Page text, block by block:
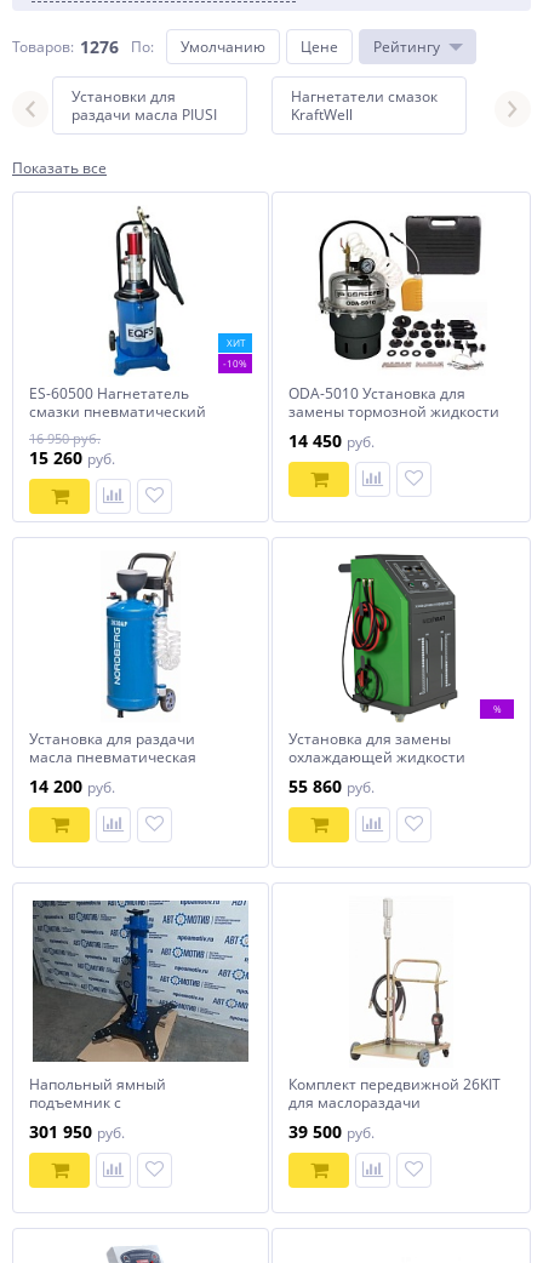
Товаров: 1276 По: Умолчанию Цене Рейтингу
Установки для
раздачи масла PIUSI
Нагнетатели смазок
KraftWell
Показать все
ХИТ
-10%
ES-60500 Нагнетатель
смазки пневматический
16 950 руб.
15 260 руб.
ODA-5010 Установка для
замены тормозной жидкости
14 450 руб.
Установка для раздачи
масла пневматическая
14 200 руб.
%
Установка для замены
охлаждающей жидкости
55 860 руб.
Напольный ямный
подъемник с
(мобильный) 20т. 1000мм.
КПП20Р1000Ф
301 950 руб.
Комплект передвижной 26KIT
для маслораздачи
39 500 руб.